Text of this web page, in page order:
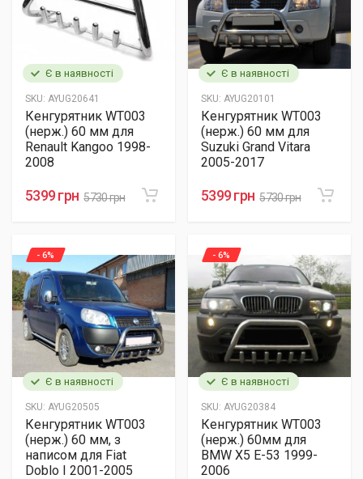
Є в наявності
SKU: AYUG20641
Кенгурятник WT003
(нерж.) 60 мм для
Renault Kangoo 1998-
2008
5399 грн 5730 грн
Є в наявності
SKU: AYUG20101
Кенгурятник WT003
(нерж.) 60 мм для
Suzuki Grand Vitara
2005-2017
5399 грн 5730 грн
Є в наявності
SKU: AYUG20505
- 6%
Кенгурятник WT003
(нерж.) 60 мм, з
написом для Fiat
Doblo I 2001-2005
Є в наявності
SKU: AYUG20384
- 6%
Кенгурятник WT003
(нерж.) 60мм для
BMW X5 E-53 1999-
2006